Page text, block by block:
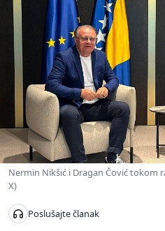
Nermin Nikšić i Dragan Čović tokom
X)
Poslušajte članak